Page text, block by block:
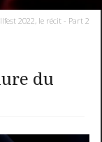
2022, le récit - Part 2
du